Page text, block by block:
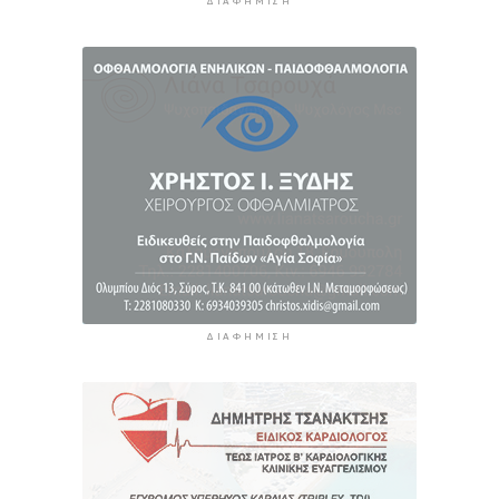
6 ώρες 1 λεπτό πρίν
Ο Διεθνής Μαραθώνιος Ρόδου και η TUI
συνεχίζουν την εξαιρετικά επιτυχημένη
6 ώρες 37 λεπτά πρίν
ΔΙΑΦΉΜΙΣΗ